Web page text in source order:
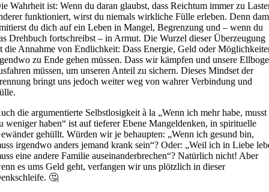
Wahrheit ist: Wenn du daran glaubst, dass Reichtum immer zu
funktioniert, wirst du niemals wirkliche Fülle erleben. Denn
du dich auf ein Leben in Mangel, Begrenzung und – wenn du
Drehbuch fortschreibst – in Armut. Die Wurzel dieser Überzeugung
die Annahme von Endlichkeit: Dass Energie, Geld oder
zu Ende gehen müssen. Dass wir kämpfen und unsere
müssen, um unseren Anteil zu sichern. Dieses Mindset der
bringt uns jedoch weiter weg von wahrer Verbindung und
die argumentierte Selbstlosigkeit à la „Wenn ich mehr habe, musst
weniger haben“ ist auf tieferer Ebene Mangeldenken, in spirituelle
gehüllt. Würden wir je behaupten: „Wenn ich gesund bin,
irgendwo anders jemand krank sein“? Oder: „Weil ich in Liebe
eine andere Familie auseinanderbrechen“? Natürlich nicht! Aber
es ums Geld geht, verfangen wir uns plötzlich in dieser
🤔